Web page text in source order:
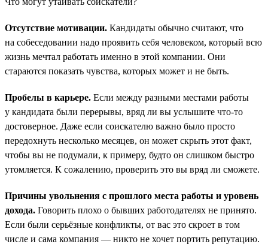
Отсутствие мотивации. Кандидаты обычно считают, что
на собеседовании надо проявить себя человеком, который всю
жизнь мечтал работать именно в этой компании. Они
стараются показать чувства, которых может и не быть.
Пробелы в карьере. Если между разными местами работы
у кандидата были перерывы, вряд ли вы услышите что-то
достоверное. Даже если соискателю важно было просто
передохнуть несколько месяцев, он может скрыть этот факт,
чтобы вы не подумали, к примеру, будто он слишком быстро
утомляется. К сожалению, проверить это вы вряд ли сможете.
Причины увольнения с прошлого места работы и уровень
дохода. Говорить плохо о бывших работодателях не принято.
Если были серьёзные конфликты, от вас это скроет в том
числе и сама компания — никто не хочет портить репутацию.